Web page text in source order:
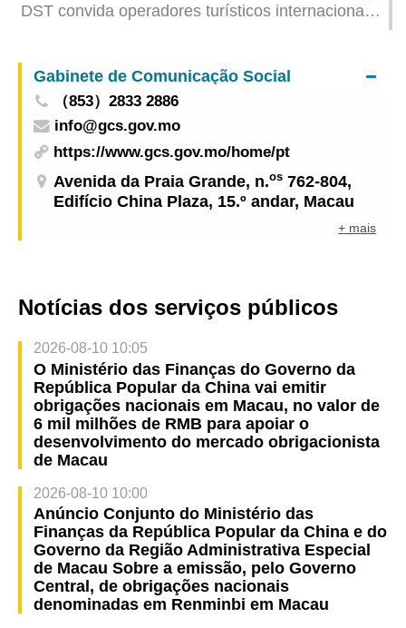
DST convida operadores turísticos internacionais
elementos turísticos nos bairros comunitários
Gabinete de Comunicação Social
（853）2833 2886
info@gcs.gov.mo
https://www.gcs.gov.mo/home/pt
Avenida da Praia Grande, n.os 762-804,
Edifício China Plaza, 15.º andar, Macau
+ mais
Notícias dos serviços públicos
2026-08-10 10:05
O Ministério das Finanças do Governo da
República Popular da China vai emitir
obrigações nacionais em Macau, no valor de
6 mil milhões de RMB para apoiar o
desenvolvimento do mercado obrigacionista
de Macau
2026-08-10 10:00
Anúncio Conjunto do Ministério das
Finanças da República Popular da China e do
Governo da Região Administrativa Especial
de Macau Sobre a emissão, pelo Governo
Central, de obrigações nacionais
denominadas em Renminbi em Macau